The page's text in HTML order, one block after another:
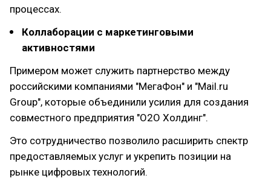
процессах.
Коллаборации с маркетинговыми
активностями
Примером может служить партнерство между
российскими компаниями "МегаФон" и "Mail.ru
Group", которые объединили усилия для создания
совместного предприятия "О2О Холдинг".
Это сотрудничество позволило расширить спектр
предоставляемых услуг и укрепить позиции на
рынке цифровых технологий.